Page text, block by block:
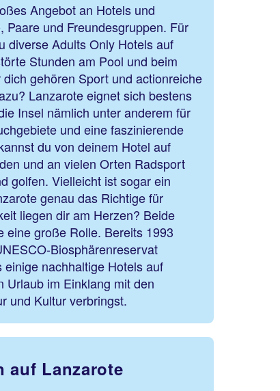
Angebot an Hotels und
Paare und Freundesgruppen. Für
diverse Adults Only Hotels auf
Stunden am Pool und beim
gehören Sport und actionreiche
Lanzarote eignet sich bestens
Insel nämlich unter anderem für
und eine faszinierende
du von deinem Hotel auf
und an vielen Orten Radsport
golfen. Vielleicht ist sogar ein
genau das Richtige für
liegen dir am Herzen? Beide
eine große Rolle. Bereits 1993
Biosphärenreservat
nachhaltige Hotels auf
Urlaub im Einklang mit den
und Kultur verbringst.
auf Lanzarote